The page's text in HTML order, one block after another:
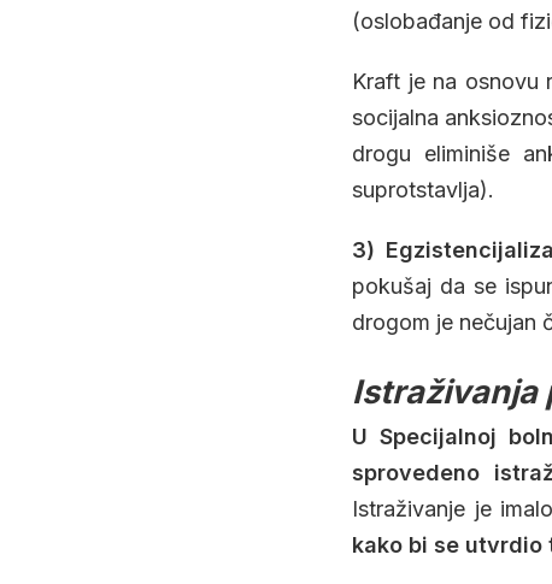
(oslobađanje od
Kraft je na osnovu
socijalna
drogu eliminiše
suprotstavlja).
3)
pokušaj da se
drogom je nečujan
Istraživanja
U Specijalnoj
sprovedeno
Istraživanje je
kako bi se